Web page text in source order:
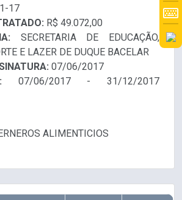
17
R$ 49.072,00
SECRETARIA DE EDUCAÇÃO,
E LAZER DE DUQUE BACELAR
07/06/2017
07/06/2017 - 31/12/2017
ALIMENTICIOS